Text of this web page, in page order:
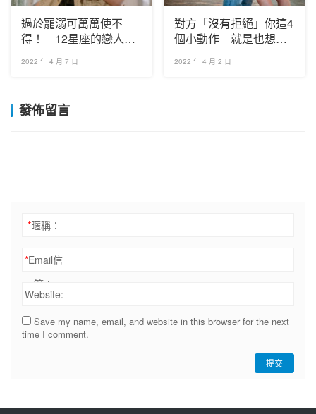
過於寵溺可萬萬使不
得！ 12星座的戀人求
生守則
2022 年 4 月 7 日
對方「沒有拒絕」你這4
個小動作 就是也想跟
你在一起！
2022 年 4 月 2 日
發佈留言
*暱稱：
*Email信
箱：
Website:
Save my name, email, and website in this browser for the next
time I comment.
提交